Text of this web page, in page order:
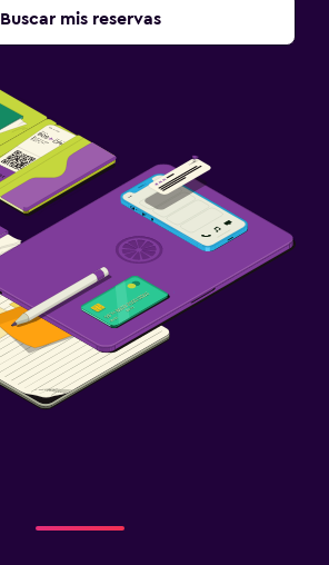
Buscar mis reservas